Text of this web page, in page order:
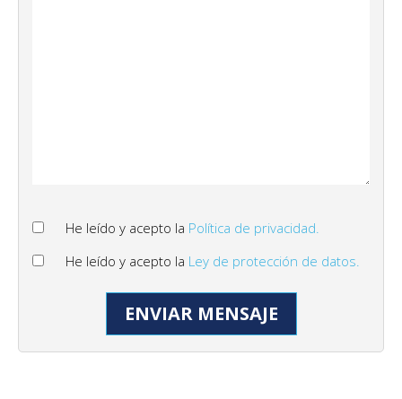
He leído y acepto la Política de privacidad.
He leído y acepto la Ley de protección de datos.